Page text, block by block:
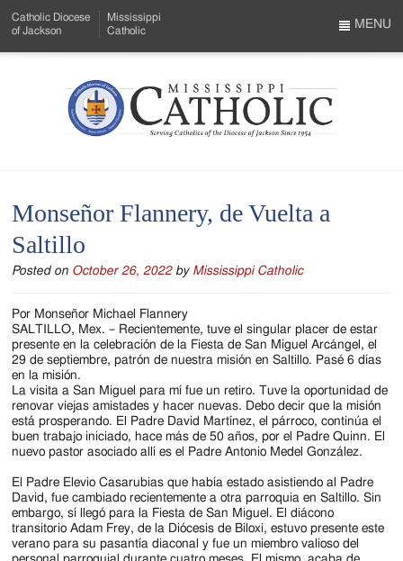
to
Menu
Content
Catholic Diocese
of Jackson
Mississippi
Catholic
Mississippi
Serving
Catholics
of
the
Diocese
of
Jackson
Since
1954
MENU
Monseñor Flannery, de Vuelta a
Saltillo
Posted on October 26, 2022 by Mississippi Catholic
Por Monseñor Michael Flannery
SALTILLO, Mex. – Recientemente, tuve el singular placer de estar
presente en la celebración de la Fiesta de San Miguel Arcángel, el
29 de septiembre, patrón de nuestra misión en Saltillo. Pasé 6 días
en la misión.
La visita a San Miguel para mí fue un retiro. Tuve la oportunidad de
renovar viejas amistades y hacer nuevas. Debo decir que la misión
está prosperando. El Padre David Martínez, el párroco, continúa el
buen trabajo iniciado, hace más de 50 años, por el Padre Quinn. El
nuevo pastor asociado allí es el Padre Antonio Medel González.
El Padre Elevio Casarubias que había estado asistiendo al Padre
David, fue cambiado recientemente a otra parroquia en Saltillo. Sin
embargo, sí llegó para la Fiesta de San Miguel. El diácono
transitorio Adam Frey, de la Diócesis de Biloxi, estuvo presente este
verano para su pasantía diaconal y fue un miembro valioso del